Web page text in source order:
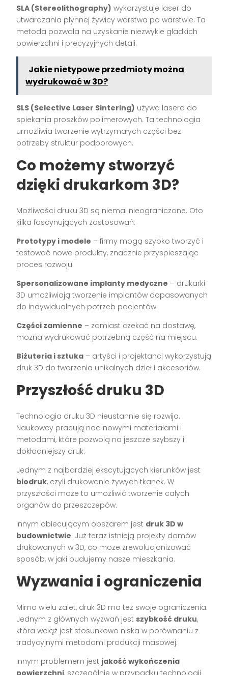
SLA (Stereolithography) wykorzystuje laser do
utwardzania płynnej żywicy warstwa po warstwie. Ta
metoda pozwala na uzyskanie niezwykle gładkich
powierzchni i precyzyjnych detali.
Jakie nietypowe przedmioty można
wydrukować w 3D?
SLS (Selective Laser Sintering) używa lasera do
spiekania proszków polimerowych. Ta technologia
umożliwia tworzenie wytrzymałych części bez
potrzeby struktur podporowych.
Co możemy stworzyć
dzięki drukarkom 3D?
Możliwości druku 3D są niemal nieograniczone. Oto
kilka fascynujących zastosowań:
Prototypy i modele – firmy mogą szybko tworzyć i
testować nowe produkty, znacznie przyspieszając
proces rozwoju.
Spersonalizowane implanty medyczne – drukarki
3D umożliwiają tworzenie implantów dopasowanych
do indywidualnych potrzeb pacjentów.
Części zamienne – zamiast czekać na dostawę,
można wydrukować potrzebną część na miejscu.
Biżuteria i sztuka – artyści i projektanci wykorzystują
druk 3D do tworzenia unikalnych dzieł i akcesoriów.
Przyszłość druku 3D
Technologia druku 3D nieustannie się rozwija.
Naukowcy pracują nad nowymi materiałami i
metodami, które pozwolą na jeszcze szybszy i
dokładniejszy druk.
Jednym z najbardziej ekscytujących kierunków jest
biodruk, czyli drukowanie żywych tkanek. W
przyszłości może to umożliwić tworzenie całych
organów do przeszczepów.
Innym obiecującym obszarem jest druk 3D w
budownictwie. Już teraz istnieją projekty domów
drukowanych w 3D, co może zrewolucjonizować
sposób, w jaki budujemy nasze mieszkania.
Wyzwania i ograniczenia
Mimo wielu zalet, druk 3D ma też swoje ograniczenia.
Jednym z głównych wyzwań jest szybkość druku,
która wciąż jest stosunkowo niska w porównaniu z
tradycyjnymi metodami produkcji masowej.
Innym problemem jest jakość wykończenia